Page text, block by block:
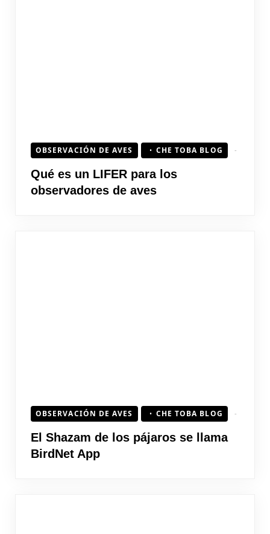
OBSERVACIÓN DE AVES CHE TOBA BLOG
Qué es un LIFER para los
observadores de aves
OBSERVACIÓN DE AVES CHE TOBA BLOG
El Shazam de los pájaros se llama
BirdNet App